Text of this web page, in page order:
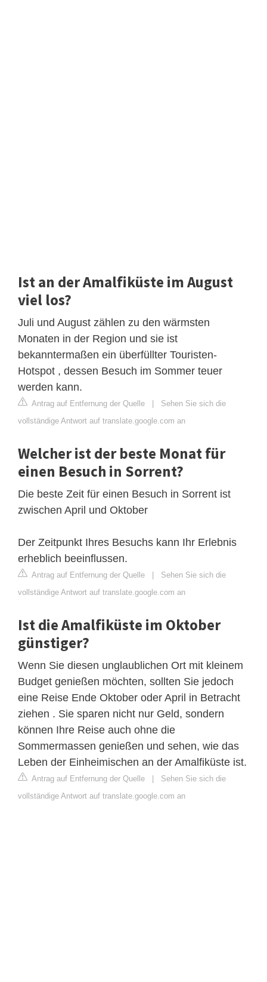
Ist an der Amalfiküste im August
viel los?
Juli und August zählen zu den wärmsten
Monaten in der Region und sie ist
bekanntermaßen ein überfüllter Touristen-
Hotspot , dessen Besuch im Sommer teuer
werden kann.
Antrag auf Entfernung der Quelle | Sehen Sie sich die
vollständige Antwort auf translate.google.com an
Welcher ist der beste Monat für
einen Besuch in Sorrent?
Die beste Zeit für einen Besuch in Sorrent ist
zwischen April und Oktober
Der Zeitpunkt Ihres Besuchs kann Ihr Erlebnis
erheblich beeinflussen.
Antrag auf Entfernung der Quelle | Sehen Sie sich die
vollständige Antwort auf translate.google.com an
Ist die Amalfiküste im Oktober
günstiger?
Wenn Sie diesen unglaublichen Ort mit kleinem
Budget genießen möchten, sollten Sie jedoch
eine Reise Ende Oktober oder April in Betracht
ziehen . Sie sparen nicht nur Geld, sondern
können Ihre Reise auch ohne die
Sommermassen genießen und sehen, wie das
Leben der Einheimischen an der Amalfiküste ist.
Antrag auf Entfernung der Quelle | Sehen Sie sich die
vollständige Antwort auf translate.google.com an